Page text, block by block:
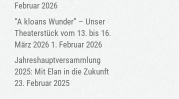
Februar 2026
“A kloans Wunder” – Unser
Theaterstück vom 13. bis 16.
März 2026 1. Februar 2026
Jahreshauptversammlung
2025: Mit Elan in die Zukunft
23. Februar 2025